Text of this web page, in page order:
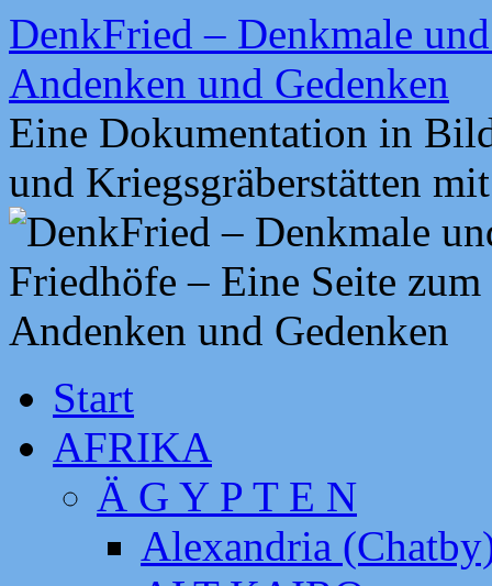
Zum
Inhalt
springen
DenkFried – Denkmale
Andenken und Gedenken
Eine Dokumentation in
und Kriegsgräberstätten
Start
AFRIKA
Ä G Y P T E N
Alexandria